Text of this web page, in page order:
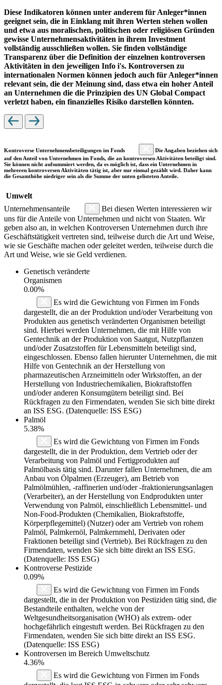
Diese Indikatoren können unter anderem für Anleger*innen
geeignet sein, die in Einklang mit ihren Werten stehen wollen
und etwa aus moralischen, politischen oder religiösen Gründen
gewisse Unternehmensaktivitäten in ihrem Investment
vollständig ausschließen wollen. Sie finden vollständige
Transparenz über die Definition der einzelnen kontroversen
Aktivitäten in den jeweiligen Info i's. Kontroversen zu
internationalen Normen können jedoch auch für Anleger*innen
relevant sein, die der Meinung sind, dass etwa ein hoher Anteil
an Unternehmen die die Prinzipien des UN Global Compact
verletzt haben, ein finanzielles Risiko darstellen könnten.
Kontroverse Unternehmensbeteiligungen im Fonds
Die Angaben beziehen sich
auf den Anteil von Unternehmen im Fonds, die an kontroversen Aktivitäten beteiligt sind.
Sie können nicht aufsummiert werden, da es möglich ist, dass ein Unternehmen in
mehreren kontroversen Aktivitäten tätig ist, aber nur einmal gezählt wird. Daher kann
die Gesamthöhe niedriger sein als die Summe der unten gelisteten Anteile.
Umwelt
Unternehmensanteile
Bei diesen Werten interessieren wir
uns für die Anteile von Unternehmen und nicht von Staaten. Wir
geben also an, in welchen Kontroversen Unternehmen durch ihre
Geschäftstätigkeit vertreten sind, teilweise durch die Art und Weise,
wie sie Geschäfte machen oder geleitet werden, teilweise durch die
Art und Weise, wie sie Geld verdienen.
Genetisch veränderte
Organismen
0.00%
Es wird die Gewichtung von Firmen im Fonds
dargestellt, die an der Produktion und/oder Verarbeitung von
Produkten aus genetisch veränderten Organismen beteiligt
sind. Hierbei werden Unternehmen, die mit Hilfe von
Gentechnik an der Produktion von Saatgut, Nutzpflanzen
und/oder Zusatzstoffen für Lebensmitteln beteiligt sind,
eingeschlossen. Ebenso fallen hierunter Unternehmen, die mit
Hilfe von Gentechnik an der Herstellung von
pharmazeutischen Arzneimitteln oder Wirkstoffen, an der
Herstellung von Industriechemikalien, Biokraftstoffen
und/oder anderen Konsumgütern beteiligt sind. Bei
Rückfragen zu den Firmendaten, wenden Sie sich bitte direkt
an ISS ESG. (Datenquelle: ISS ESG)
Palmöl
5.38%
Es wird die Gewichtung von Firmen im Fonds
dargestellt, die in der Produktion, dem Vertrieb oder der
Verarbeitung von Palmöl und Fertigprodukten auf
Palmölbasis tätig sind. Darunter fallen Unternehmen, die am
Anbau von Ölpalmen (Erzeuger), am Betrieb von
Palmölmühlen, -raffinerien und/oder -fraktionierungsanlagen
(Verarbeiter), an der Herstellung von Endprodukten unter
Verwendung von Palmöl, einschließlich Lebensmittel- und
Non-Food-Produkten (Chemikalien, Biokraftstoffe,
Körperpflegemittel) (Nutzer) oder am Vertrieb von rohem
Palmöl, Palmkernöl, Palmkernmehl, Derivaten oder
Fraktionen beteiligt sind (Vertrieb). Bei Rückfragen zu den
Firmendaten, wenden Sie sich bitte direkt an ISS ESG.
(Datenquelle: ISS ESG)
Kontroverse Pestizide
0.09%
Es wird die Gewichtung von Firmen im Fonds
dargestellt, die in der Produktion von Pestiziden tätig sind, die
Bestandteile enthalten, welche von der
Weltgesundheitsorganisation (WHO) als extrem- oder
hochgefährlich eingestuft werden. Bei Rückfragen zu den
Firmendaten, wenden Sie sich bitte direkt an ISS ESG.
(Datenquelle: ISS ESG)
Kontroversen im Bereich Umweltschutz
4.36%
Es wird die Gewichtung von Firmen im Fonds